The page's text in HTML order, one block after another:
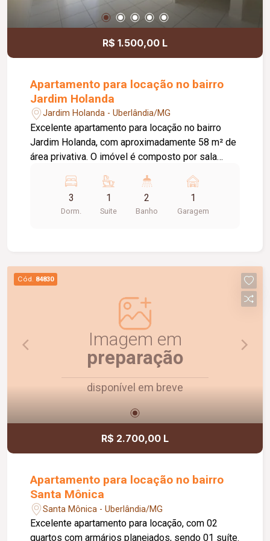
receber sua empresa.
R$ 1.500,00 L
Apartamento para locação no bairro
Jardim Holanda
Jardim Holanda - Uberlândia/MG
Excelente apartamento para locação no bairro
Jardim Holanda, com aproximadamente 58 m² de
área privativa. O imóvel é composto por sala
planejados e bancada, área de serviço, 03
quartos, sendo 02 com armários planejados e 01
suíte. Possui ainda 01 banheiro social com box
praticidade e uma ótima localização. Agende uma
visita e venha conhecer!
3
Dorm.
1
Suite
2
Banho
1
Garagem
Cód. 84830
Imagem em
preparação
disponível em breve
R$ 2.700,00 L
Apartamento para locação no bairro
Santa Mônica
Santa Mônica - Uberlândia/MG
Excelente apartamento para locação, com 02
quartos com armários planejados, sendo 01 suíte.